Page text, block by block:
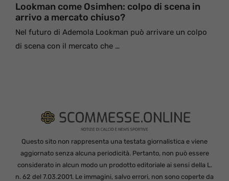
Lookman come Osimhen: colpo di scena in
arrivo a mercato chiuso?
Nel futuro di Ademola Lookman può arrivare un colpo
di scena con il mercato che …
Questo sito non rappresenta una testata giornalistica e viene
aggiornato senza alcuna periodicità. Pertanto, non può essere
considerato in alcun modo un prodotto editoriale ai sensi della L.
n. 62 del 7.03.2001. Le immagini, salvo errori, non sono coperte da